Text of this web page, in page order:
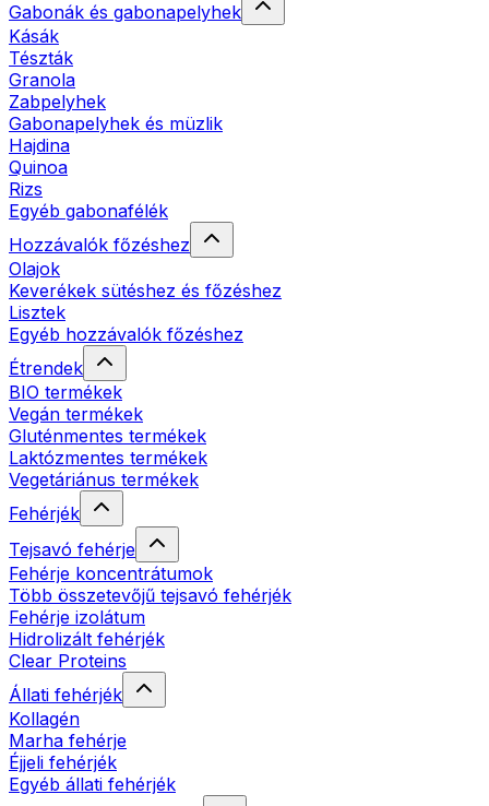
Gabonák és gabonapelyhek
Kásák
Tészták
Granola
Zabpelyhek
Gabonapelyhek és müzlik
Hajdina
Quinoa
Rizs
Egyéb gabonafélék
Hozzávalók főzéshez
Olajok
Keverékek sütéshez és főzéshez
Lisztek
Egyéb hozzávalók főzéshez
Étrendek
BIO termékek
Vegán termékek
Gluténmentes termékek
Laktózmentes termékek
Vegetáriánus termékek
Fehérjék
Tejsavó fehérje
Fehérje koncentrátumok
Több összetevőjű tejsavó fehérjék
Fehérje izolátum
Hidrolizált fehérjék
Clear Proteins
Állati fehérjék
Kollagén
Marha fehérje
Éjjeli fehérjék
Egyéb állati fehérjék